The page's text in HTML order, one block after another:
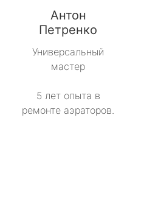
Антон
Петренко
Универсальный
мастер
5 лет опыта в
ремонте аэраторов.